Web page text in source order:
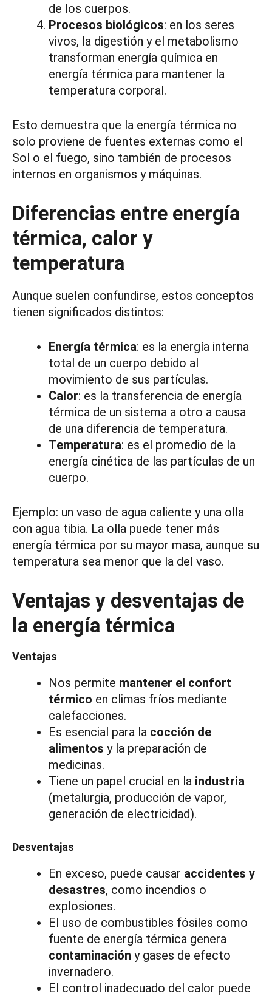
de los cuerpos.
Procesos biológicos: en los seres
vivos, la digestión y el metabolismo
transforman energía química en
energía térmica para mantener la
temperatura corporal.
Esto demuestra que la energía térmica no
solo proviene de fuentes externas como el
Sol o el fuego, sino también de procesos
internos en organismos y máquinas.
Diferencias entre energía
térmica, calor y
temperatura
Aunque suelen confundirse, estos conceptos
tienen significados distintos:
Energía térmica: es la energía interna
total de un cuerpo debido al
movimiento de sus partículas.
Calor: es la transferencia de energía
térmica de un sistema a otro a causa
de una diferencia de temperatura.
Temperatura: es el promedio de la
energía cinética de las partículas de un
cuerpo.
Ejemplo: un vaso de agua caliente y una olla
con agua tibia. La olla puede tener más
energía térmica por su mayor masa, aunque su
temperatura sea menor que la del vaso.
Ventajas y desventajas de
la energía térmica
Ventajas
Nos permite mantener el confort
térmico en climas fríos mediante
calefacciones.
Es esencial para la cocción de
alimentos y la preparación de
medicinas.
Tiene un papel crucial en la industria
(metalurgia, producción de vapor,
generación de electricidad).
Desventajas
En exceso, puede causar accidentes y
desastres, como incendios o
explosiones.
El uso de combustibles fósiles como
fuente de energía térmica genera
contaminación y gases de efecto
invernadero.
El control inadecuado del calor puede